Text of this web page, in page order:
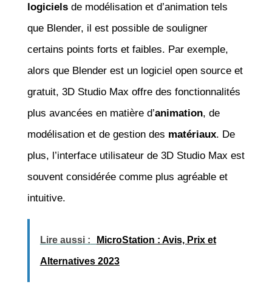
logicielsde modélisation et d’animation tels
que Blender, il est possible de souligner
certains points forts et faibles. Par exemple,
alors que Blender est un logiciel open source et
gratuit, 3D Studio Max offre des fonctionnalités
plus avancées en matière d’animation, de
modélisation et de gestion des matériaux. De
plus, l’interface utilisateur de 3D Studio Max est
souvent considérée comme plus agréable et
intuitive.
Lire aussi : MicroStation : Avis, Prix et
Alternatives 2023